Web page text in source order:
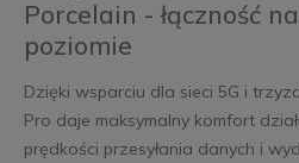
Porcelain - łączność
poziomie
Dzięki wsparciu dla sieci 5G i
Pro daje maksymalny komfort
prędkości przesyłania danych i